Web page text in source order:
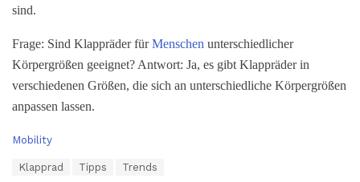
sind.
Frage: Sind Klappräder fürMenschen unterschiedlicher
Körpergrößen geeignet? Antwort: Ja, es gibt Klappräder in
verschiedenen Größen, die sich an unterschiedliche Körpergrößen
anpassen lassen.
C
Mobility
Klapprad Tipps Trends